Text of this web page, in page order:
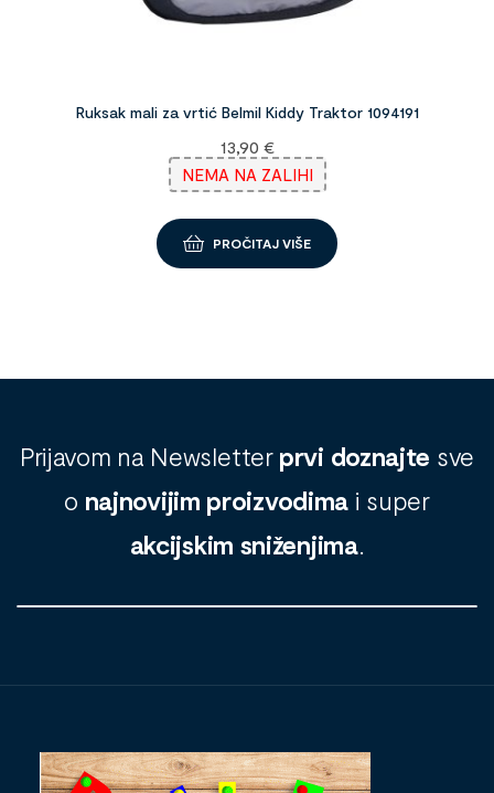
Ruksak mali za vrtić Belmil Kiddy Traktor 1094191
13,90 €
NEMA NA ZALIHI
PROČITAJ VIŠE
Prijavom na Newsletter prvi doznajte sve
o najnovijim proizvodima i super
akcijskim sniženjima.